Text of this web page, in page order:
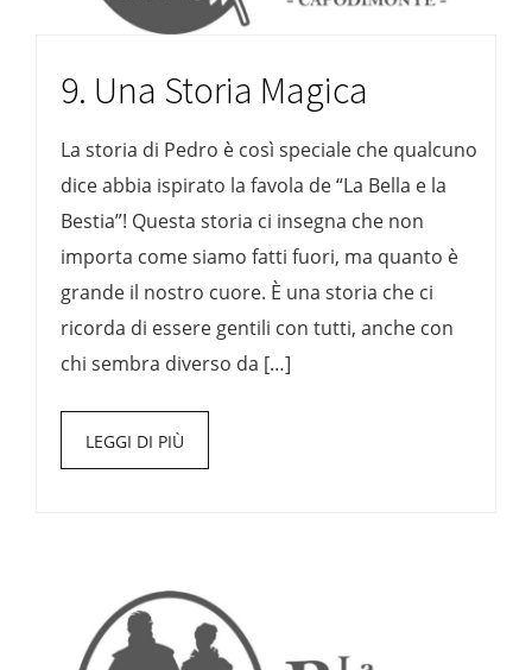
9. Una Storia Magica
La storia di Pedro è così speciale che qualcuno
dice abbia ispirato la favola de “La Bella e la
Bestia”! Questa storia ci insegna che non
importa come siamo fatti fuori, ma quanto è
grande il nostro cuore. È una storia che ci
ricorda di essere gentili con tutti, anche con
chi sembra diverso da […]
LEGGI DI PIÙ